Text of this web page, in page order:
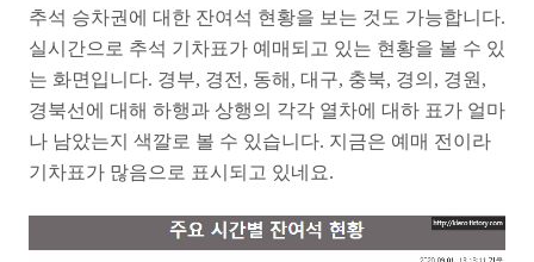
추석 승차권에 대한 잔여석 현황을 보는 것도 가능합니다.
실시간으로 추석 기차표가 예매되고 있는 현황을 볼 수 있
는 화면입니다. 경부, 경전, 동해, 대구, 충북, 경의, 경원,
경북선에 대해 하행과 상행의 각각 열차에 대하 표가 얼마
나 남았는지 색깔로 볼 수 있습니다. 지금은 예매 전이라
기차표가 많음으로 표시되고 있네요.